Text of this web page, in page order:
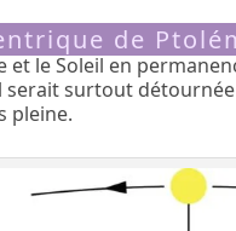
de
le Soleil en
serait surtout
pleine.